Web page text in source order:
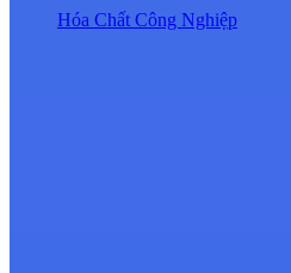
Hóa Chất Công Nghiệp